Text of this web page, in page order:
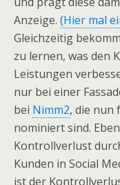
Anzeige. (Hier mal
Gleichzeitig
zu lernen, was den
Leistungen
nur bei einer
bei Nimm2, die nun
nominiert sind.
Kontrollverlust
Kunden in Social
ist der